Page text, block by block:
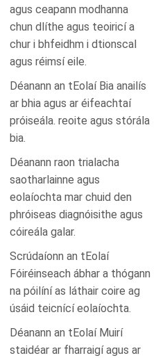
agus ceapann modhanna
chun dlíthe agus teoiricí a
chur i bhfeidhm i dtionscal
agus réimsí eile.
Déanann an tEolaí Bia anailís
ar bhia agus ar éifeachtaí
próiseála. reoite agus stórála
bia.
Déanann raon trialacha
saotharlainne agus
eolaíochta mar chuid den
phróiseas diagnóisithe agus
cóireála galar.
Scrúdaíonn an tEolaí
Fóiréinseach ábhar a thógann
na póilíní as láthair coire ag
úsáid teicnící eolaíochta.
Déanann an tEolaí Muirí
staidéar ar fharraigí agus ar